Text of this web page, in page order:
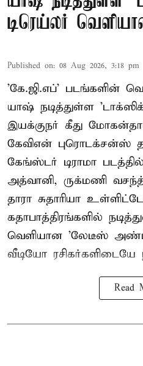
டிரெய்லர்
Published on: 08 Aug 2026, 3:18 pm
'கே.ஜி.எப்' படங்களின்
யாஷ் நடித்துள்ள
இயக்குநர் கீது
கேவிஎன் புரொடக்சன்ஸ்
கேங்ஸ்டர் டிராமா
அத்வானி, ருக்மணி
தாரா சுதாரியா
கதாபாத்திரங்களில்
வெளியான 'லேடீஸ்
வீடியோ
Read